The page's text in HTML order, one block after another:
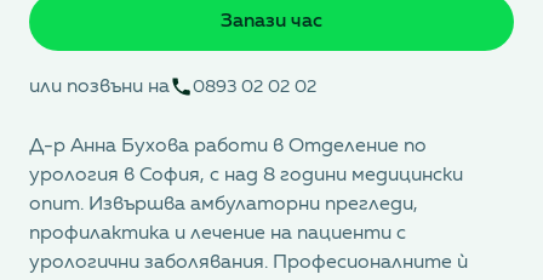
Запази час
или позвъни на 0893 02 02 02
Д-р Анна Бухова работи в Отделение по
урология в София, с над 8 години медицински
опит. Извършва амбулаторни прегледи,
профилактика и лечение на пациенти с
урологични заболявания. Професионалните ѝ